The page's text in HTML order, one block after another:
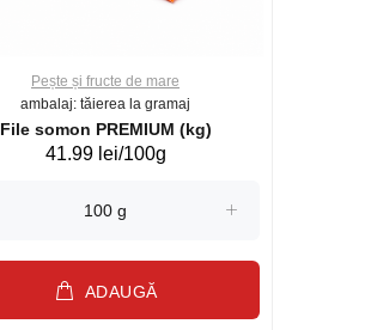
Pește și fructe de mare
ambalaj: tăierea la gramaj
File somon PREMIUM (kg)
41.99 lei/100g
ADAUGĂ